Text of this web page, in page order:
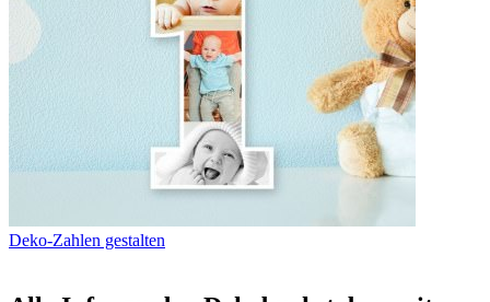
Deko-Zahlen gestalten